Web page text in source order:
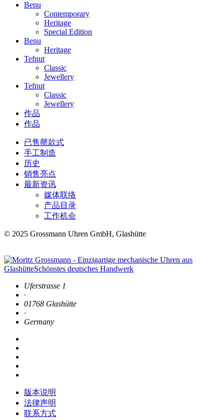
Benu
Contemporary
Heritage
Special Edition
Benu
Heritage
Tefnut
Classic
Jewellery
Tefnut
Classic
Jewellery
作品
作品
已售罄款式
手工制造
历史
销售亮点
最新资讯
媒体联络
产品目录
工作机会
© 2025 Grossmann Uhren GmbH, Glashütte
Uferstrasse 1
·
01768 Glashütte
·
Germany
版本说明
法律声明
联系方式